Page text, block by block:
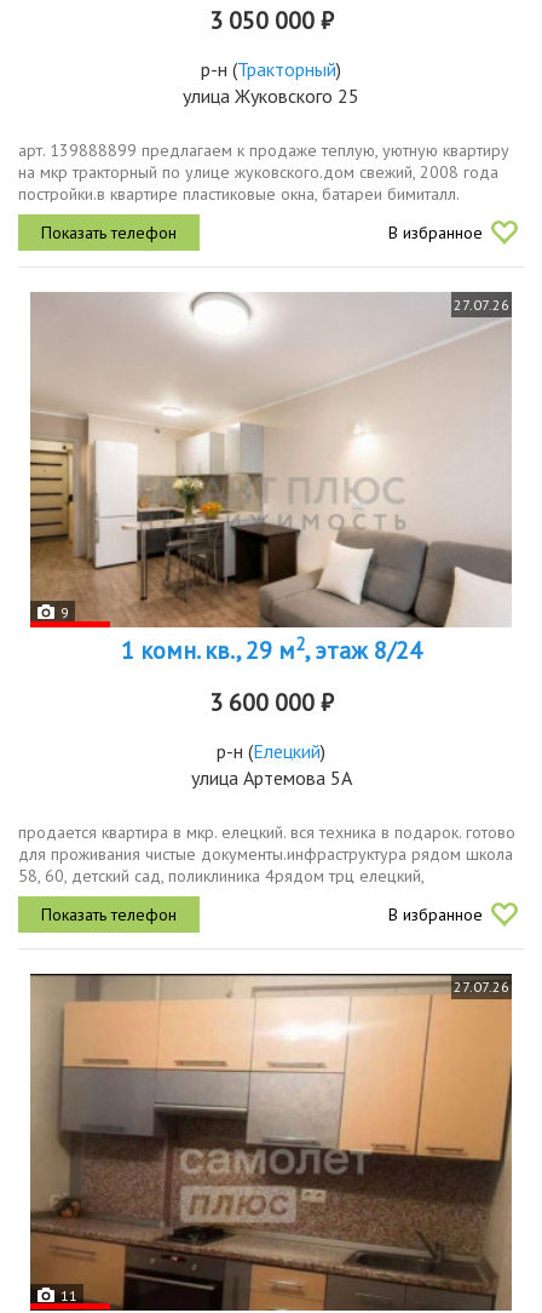
3 050 000 ₽
р-н (Тракторный)
улица Жуковского 25
арт. 139888899 предлагаем к продаже теплую, уютную квартиру
на мкр тракторный по улице жуковского.дом свежий, 2008 года
постройки.в квартире пластиковые окна, батареи бимиталл.
остается кухонный гарнитур.ремонт косметический.в шаговой
доступности...
В избранное
27.07.26
9
1 комн. кв., 29 м2, этаж 8/24
3 600 000 ₽
р-н (Елецкий)
улица Артемова 5А
продается квартира в мкр. елецкий. вся техника в подарок. готово
для проживания чистые документы.инфраструктура рядом школа
58, 60, детский сад, поликлиника 4рядом трц елецкий,
ривьера.отличная транспортная доступностьостановка
общественного...
В избранное
27.07.26
11